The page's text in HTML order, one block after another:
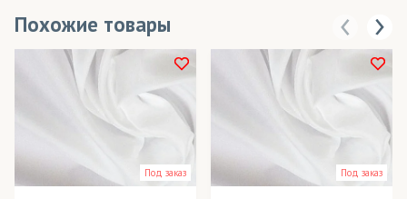
Похожие товары
Под заказ Под заказ